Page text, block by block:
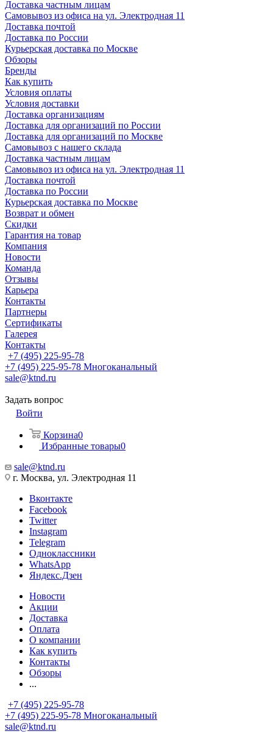
Доставка частным лицам
Самовывоз из офиса на ул. Электродная 11
Доставка почтой
Доставка по России
Курьерская доставка по Москве
Обзоры
Бренды
Как купить
Условия оплаты
Условия доставки
Доставка организациям
Доставка для организаций по России
Доставка для организаций по Москве
Самовывоз с нашего склада
Доставка частным лицам
Самовывоз из офиса на ул. Электродная 11
Доставка почтой
Доставка по России
Курьерская доставка по Москве
Возврат и обмен
Скидки
Гарантия на товар
Компания
Новости
Команда
Отзывы
Карьера
Контакты
Партнеры
Сертификаты
Галерея
Контакты
+7 (495) 225-95-78
+7 (495) 225-95-78 Многоканальный
sale@ktnd.ru
Задать вопрос
Войти
Корзина0
Избранные товары0
sale@ktnd.ru
г. Москва, ул. Электродная 11
Вконтакте
Facebook
Twitter
Instagram
Telegram
Одноклассники
WhatsApp
Яндекс.Дзен
Новости
Акции
Доставка
Оплата
О компании
Как купить
Контакты
Обзоры
...
+7 (495) 225-95-78
+7 (495) 225-95-78 Многоканальный
sale@ktnd.ru